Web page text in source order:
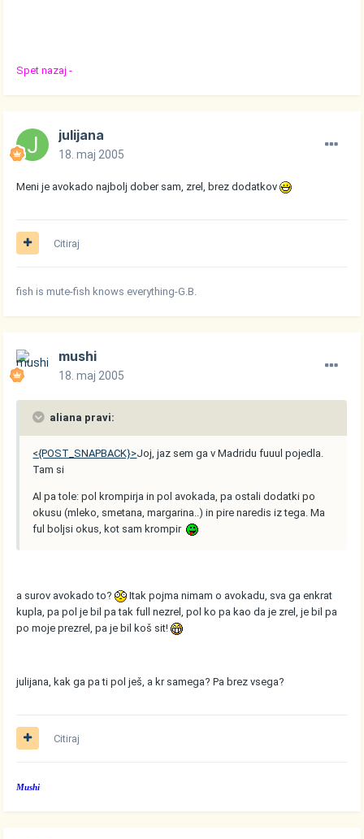
Spet nazaj -
julijana
18. maj 2005
Meni je avokado najbolj dober sam, zrel, brez dodatkov
Citiraj
fish is mute-fish knows everything-G.B.
mushi
18. maj 2005
aliana pravi:
<{POST_SNAPBACK}>Joj, jaz sem ga v Madridu fuuul pojedla.
Tam si
Al pa tole: pol krompirja in pol avokada, pa ostali dodatki po
okusu (mleko, smetana, margarina..) in pire naredis iz tega. Ma
ful boljsi okus, kot sam krompir
a surov avokado to?
Itak pojma nimam o avokadu, sva ga enkrat
kupla, pa pol je bil pa tak full nezrel, pol ko pa kao da je zrel, je bil pa
po moje prezrel, pa je bil koš sit!
julijana, kak ga pa ti pol ješ, a kr samega? Pa brez vsega?
Citiraj
Mushi